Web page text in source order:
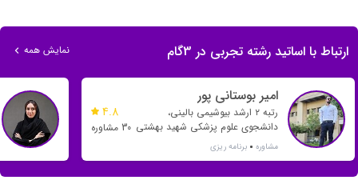
ارتباط با اساتید رشته تجربی در 3گام نمایش همه
امیر بوستانی پور
رتبه ۲ ارشد بیوشیمی بالینی،
دانشجوی علوم پزشکی شهید بهشتی
مشاوره برنامه ریزی
4.8
30 مشاوره